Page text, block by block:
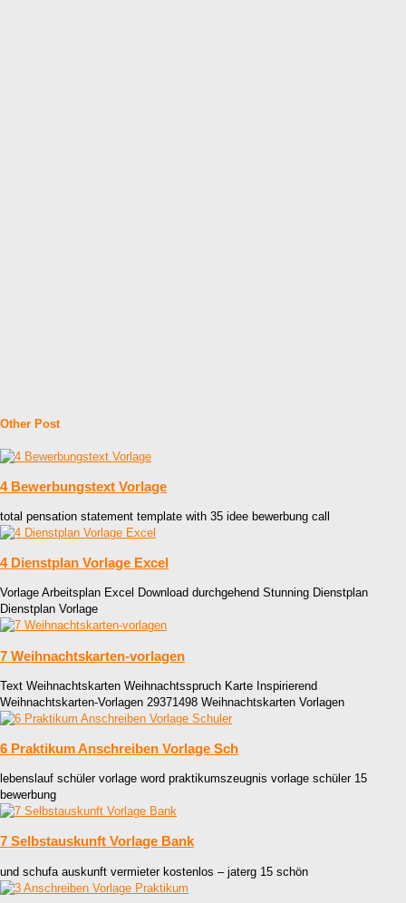
Other Post
4 Bewerbungstext Vorlage
total pensation statement template with 35 idee bewerbung call
4 Dienstplan Vorlage Excel
Vorlage Arbeitsplan Excel Download durchgehend Stunning Dienstplan
Dienstplan Vorlage
7 Weihnachtskarten-vorlagen
Text Weihnachtskarten Weihnachtsspruch Karte Inspirierend
Weihnachtskarten-Vorlagen 29371498 Weihnachtskarten Vorlagen
6 Praktikum Anschreiben Vorlage Sch
lebenslauf schüler vorlage word praktikumszeugnis vorlage schüler 15
bewerbung
7 Selbstauskunft Vorlage Bank
und schufa auskunft vermieter kostenlos – jaterg 15 schön